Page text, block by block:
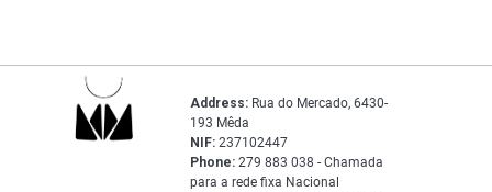
Address: Rua do Mercado, 6430-
193 Mêda
NIF: 237102447
Phone: 279 883 038 - Chamada
para a rede fixa Nacional